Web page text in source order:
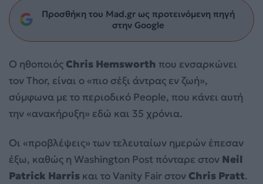
Προσθήκη του Mad.gr ως προτεινόμενη πηγή
στην Google
Ο ηθοποιός Chris Hemsworth που ενσαρκώνει
τον Thor, είναι ο «πιο σέξι άντρας εν ζωή»,
σύμφωνα με το περιοδικό People, που κάνει αυτή
την «ανακήρυξη» εδώ και 35 χρόνια.
Οι «προβλέψεις» των τελευταίων ημερών έπεσαν
έξω, καθώς η Washington Post πόνταρε στον Neil
Patrick Harris και το Vanity Fair στον Chris Pratt.